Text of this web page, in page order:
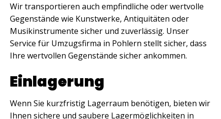
Wir transportieren auch empfindliche oder wertvolle
Gegenstände wie Kunstwerke, Antiquitäten oder
Musikinstrumente sicher und zuverlässig. Unser
Service für Umzugsfirma in Pohlern stellt sicher, dass
Ihre wertvollen Gegenstände sicher ankommen.
Einlagerung
Wenn Sie kurzfristig Lagerraum benötigen, bieten wir
Ihnen sichere und saubere Lagermöglichkeiten in